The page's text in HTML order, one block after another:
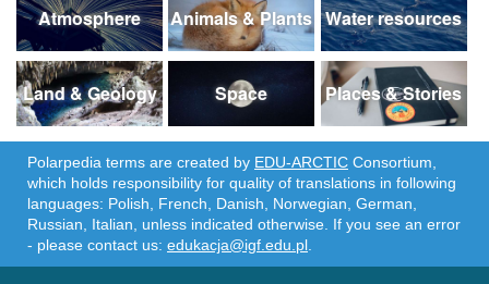
Atmosphere Animals & Plants Water resources
Land & Geology Space Places & Stories
Polarpedia terms are created by EDU-ARCTIC Consortium,
which holds responsibility for quality of translations in following
languages: Polish, French, Danish, Norwegian, German,
Russian, Italian, unless indicated otherwise. If you see an error
- please contact us: edukacja@igf.edu.pl